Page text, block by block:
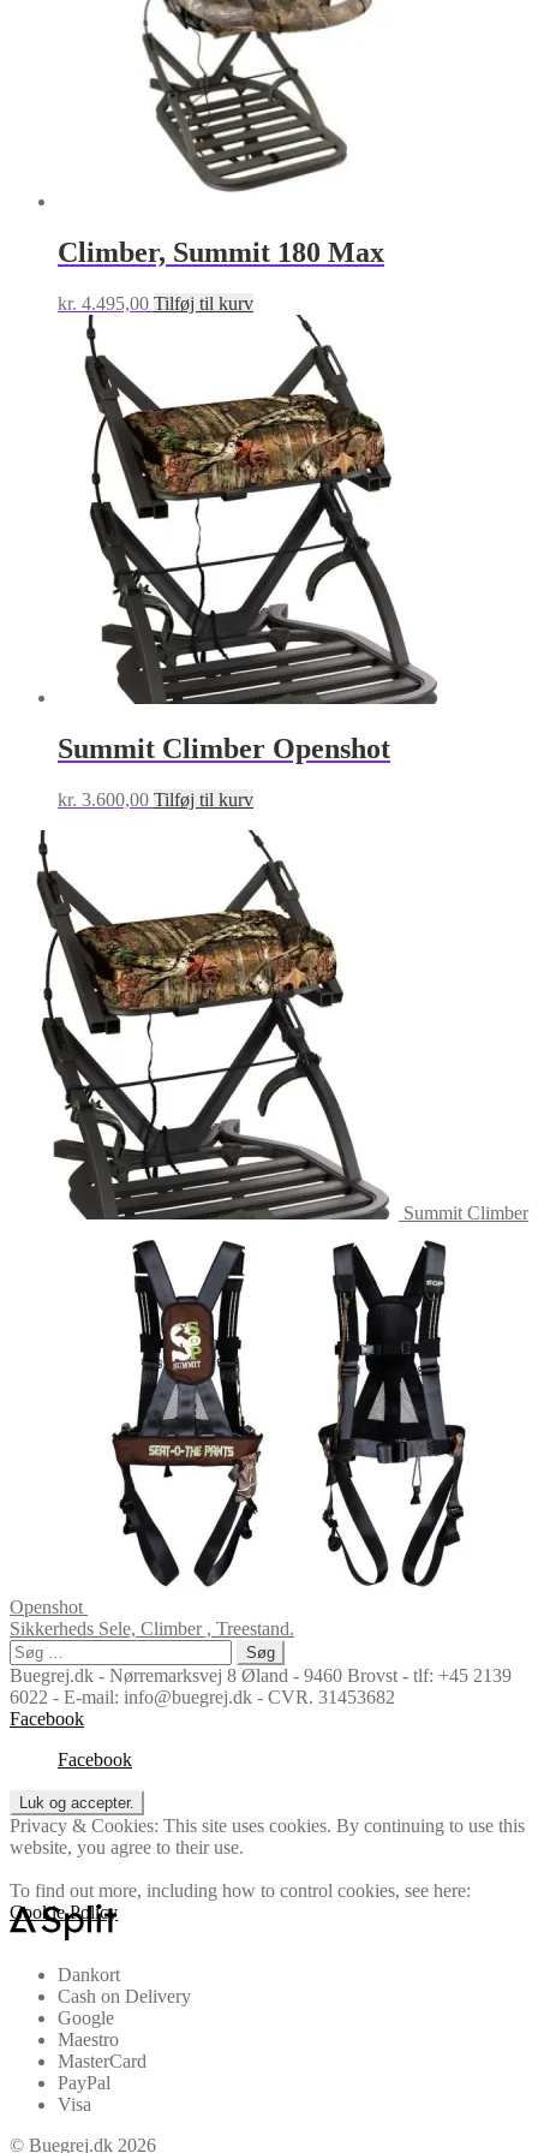
Climber, Summit 180 Max
kr. 4.495,00 Tilføj til kurv
Summit Climber Openshot
kr. 3.600,00 Tilføj til kurv
Summit Climber
Openshot
Sikkerheds Sele, Climber , Treestand.
Søg
efter:
Buegrej.dk - Nørremarksvej 8 Øland - 9460 Brovst - tlf: +45 2139
6022 - E-mail: info@buegrej.dk - CVR. 31453682
Facebook
Facebook
Privacy & Cookies: This site uses cookies. By continuing to use this
website, you agree to their use.
To find out more, including how to control cookies, see here:
Cookie Policy
Dankort
Cash on Delivery
Google
Maestro
MasterCard
PayPal
Visa
© Buegrej.dk 2026